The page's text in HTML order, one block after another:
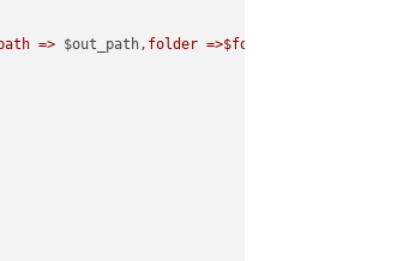
=> $out_path, folder =>$folder